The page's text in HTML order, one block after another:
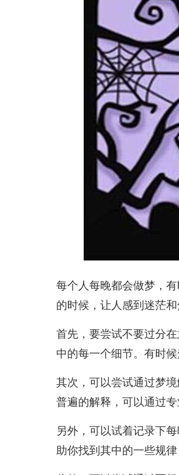
每个人每晚都会做梦，
的时候，让人感到迷茫
首先，要尝试不要过分
中的每一个细节。有时
其次，可以尝试通过梦
普遍的解释，可以通过
另外，可以试着记录下
助你找到其中的一些规